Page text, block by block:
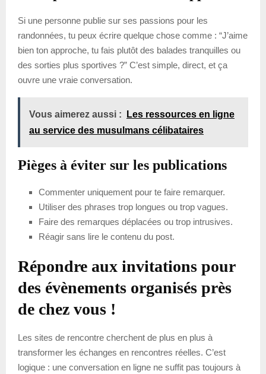
Si une personne publie sur ses passions pour les
randonnées, tu peux écrire quelque chose comme : “J’aime
bien ton approche, tu fais plutôt des balades tranquilles ou
des sorties plus sportives ?” C’est simple, direct, et ça
ouvre une vraie conversation.
Vous aimerez aussi :
Les ressources en ligne
au service des musulmans célibataires
Pièges à éviter sur les publications
Commenter uniquement pour te faire remarquer.
Utiliser des phrases trop longues ou trop vagues.
Faire des remarques déplacées ou trop intrusives.
Réagir sans lire le contenu du post.
Répondre aux invitations pour
des évènements organisés près
de chez vous !
Les sites de rencontre cherchent de plus en plus à
transformer les échanges en rencontres réelles. C’est
logique : une conversation en ligne ne suffit pas toujours à